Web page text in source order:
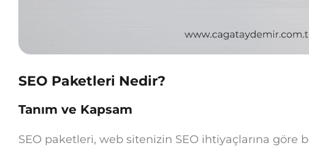
SEO Paketleri Nedir?
Tanım ve Kapsam
SEO paketleri, web sitenizin SEO ihtiyaçlarına göre